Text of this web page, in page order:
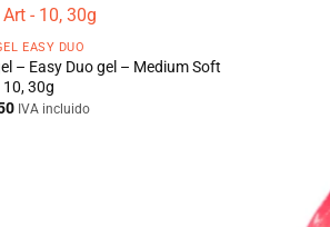
EASY DUO
– Easy Duo gel – Medium Soft
30g
IVA incluido